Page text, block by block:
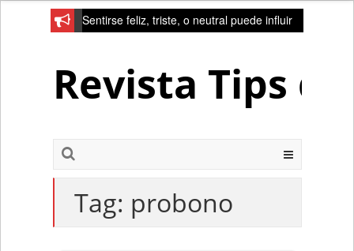
Sentirse feliz, triste, o neutral puede influir
Revista Tips
Tag: probono